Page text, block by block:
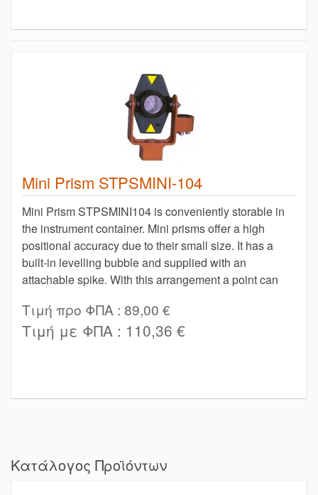
Mini Prism STPSMINI-104
Mini Prism STPSMINI104 is conveniently storable in
the instrument container. Mini prisms offer a high
positional accuracy due to their small size. It has a
built-in levelling bubble and supplied with an
attachable spike. With this arrangement a point can
Τιμή προ ΦΠΑ : 89,00 €
Τιμή με ΦΠΑ : 110,36 €
Κατάλογος Προϊόντων